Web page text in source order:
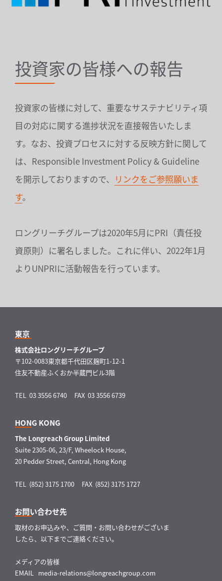
投資家の皆様への報告
投資家の皆様に対して、重要なサステナビリティ項
目の対応に関する進捗状況を直接報告いたしま
す。なお、投資プロセスに対する反映方針に関して
は、Responsible Investment Policy & Guideline
を開示しておりますので、 リンクをご参照願いま
す。
ロングリーチグループは2020年5月にPRI（責任投
資原則）に署名しました。これに伴い、2022年1月
よりUNPRIに活動報告を行っています。
東京
株式会社ロングリーチグループ
〒102-0083東京都千代田区麹町1-12-1
住友不動産ふくおか半蔵門ビル3階
TEL 03 3556 6740 FAX 03 3556 6739
HONG KONG
The Longreach Group Limited
Suite 2305-06, 23/F, Wheelock House,
20 Pedder Street, Central, Hong Kong
TEL (852) 3175 1700 FAX (852) 3175 1727
お問い合わせ先
取材のお申込みや、ご質問・お問い合わせがございま
したら、以下までご連絡ください。
メディアの皆様
EMAIL media-relations@longreachgroup.com